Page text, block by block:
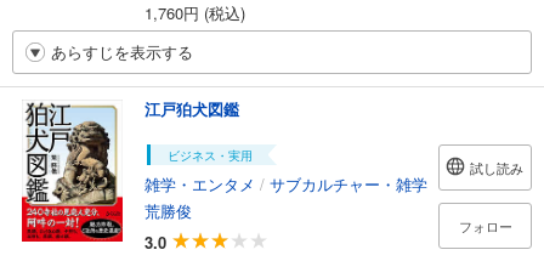
1,760円 (税込)
あらすじを表示する
江戸狛犬図鑑
ビジネス・実用
雑学・エンタメ / サブカルチャー・雑学
荒勝俊
3.0
試し読み
フォロー